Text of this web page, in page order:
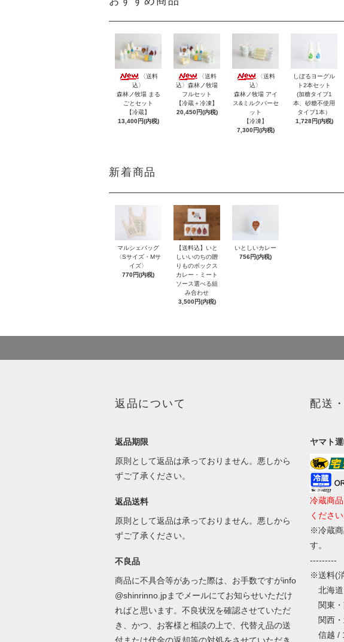
〈送料
込〉
森林ノ牧場 まる
ごとセット
【冷蔵】
13,400円(内税)
〈送料
込〉森林ノ牧場
フルセット
【冷蔵＋冷凍】
20,450円(内税)
〈送料
込〉
森林ノ牧場 アイ
ス&ミルクバーセ
ット
【冷凍】
7,300円(内税)
しぼるヨーグル
ト2本セット
(加糖タイプ1
本、砂糖不使用
タイプ1本）
1,728円(内税)
新着商品
マルシェバッグ
〈Sサイズ・Mサ
イズ〉
770円(内税)
【送料込】いと
しいいのちの贈
りものボックス
カレー・ミート
ソース選べる組
み合わせ
3,500円(内税)
いとしいカレー
756円(内税)
返品について
返品期限
原則として返品は承っておりません。悪しから
ずご了承ください。
返品送料
原則として返品は承っておりません。悪しから
ずご了承ください。
不良品
商品に不具合等があった際は、お手数ですがinfo
@shinrinno.jpまでメールにてお知らせいただけ
ればと思います。不良状況を確認させていただ
き、かつ、お客様と相談の上で、代替え品の送
付または代金の返却等の対処をさせていただき
配送
ヤマト
冷蔵商
ください
※冷蔵商
す。
---------
※送料(
北海道
関東・
関西・
信越 /